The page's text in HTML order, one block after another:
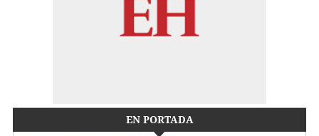
EN PORTADA